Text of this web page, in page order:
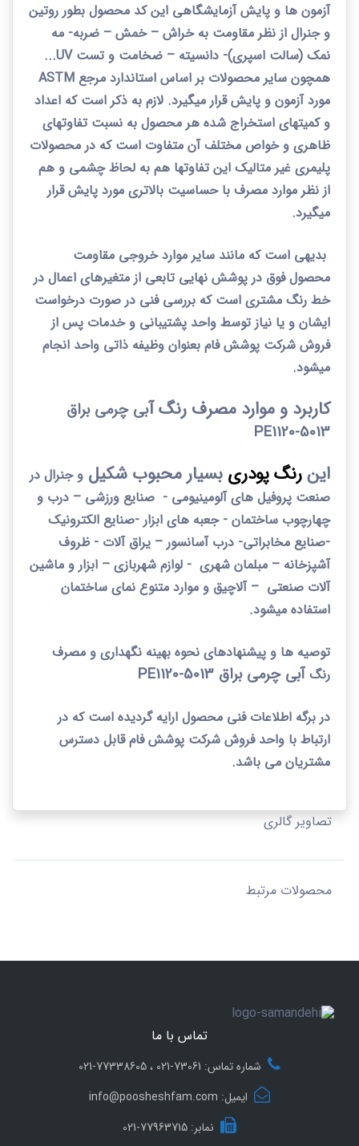
آزمون ها و پایش آزمایشگاهی این کد محصول بطور روتین
و جنرال از نظر مقاومت به خراش – خمش – ضربه- مه
نمک (سالت اسپری)- دانسیته – ضخامت و تستUV
...
همچون سایر محصولات بر اساس استاندارد مرجع ASTM
مورد آزمون و پایش قرار میگیرد. لازم به ذکر است که اعداد
و کمیتهای استخراج شده هر محصول به نسبت تفاوتهای
ظاهری و خواص مختلف آن متفاوت است که در محصولات
پلیمری غیر متالیک این تفاوتها هم به لحاظ چشمی و هم
از نظر موارد مصرف با حساسیت بالاتری مورد پایش قرار
میگیرد.
بدیهی است که مانند سایر موارد خروجی مقاومت
محصول فوق در پوشش نهایی تابعی از متغیرهای اعمال در
خط رنگ مشتری است که بررسی فنی در صورت درخواست
ایشان و یا نیاز توسط واحد پشتیبانی و خدمات پس از
فروش شرکت پوشش فام بعنوان وظیفه ذاتی واحد انجام
میشود.
کاربرد و موارد مصرف رنگ آبی چرمی براق
5013-1120
PE
اینرنگ پودری بسیار محبوب شکیل و جنرال در
صنعت پروفیل های آلومینیومی - صنایع ورزشی – درب و
چهارچوب ساختمان - جعبه های ابزار -صنایع الکترونیک
-صنایع مخابراتی- درب آسانسور – یراق آلات - ظروف
آشپزخانه – مبلمان شهری - لوازم شهربازی – ابزار و ماشین
آلات صنعتی –آلاچیق و موارد متنوع نمای ساختمان
استفاده میشود.
توصیه ها و پیشنهادهای نحوه بهینه نگهداری و مصرف
رنگ آبی چرمی براق 5013-1120 PE
در برگه اطلاعات فنی محصول ارایه گردیده است که در
ارتباط با واحد فروش شرکت پوشش فام قابل دسترس
مشتریان می باشد.
تصاویر گالری
محصولات مرتبط
تماس با ما
شماره تماس: 73061-021 ، 77338605-021
ایمیل: info@poosheshfam.com
نمابر: 77963715-021